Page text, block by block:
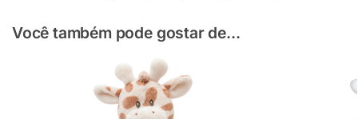
Você também pode gostar de...